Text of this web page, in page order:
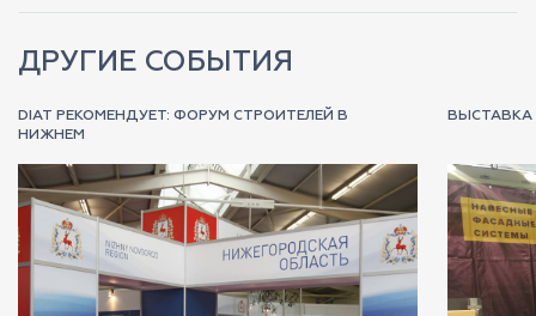
ДРУГИЕ СОБЫТИЯ
DIAT РЕКОМЕНДУЕТ: ФОРУМ СТРОИТЕЛЕЙ В
НИЖНЕМ
ВЫСТАВКА